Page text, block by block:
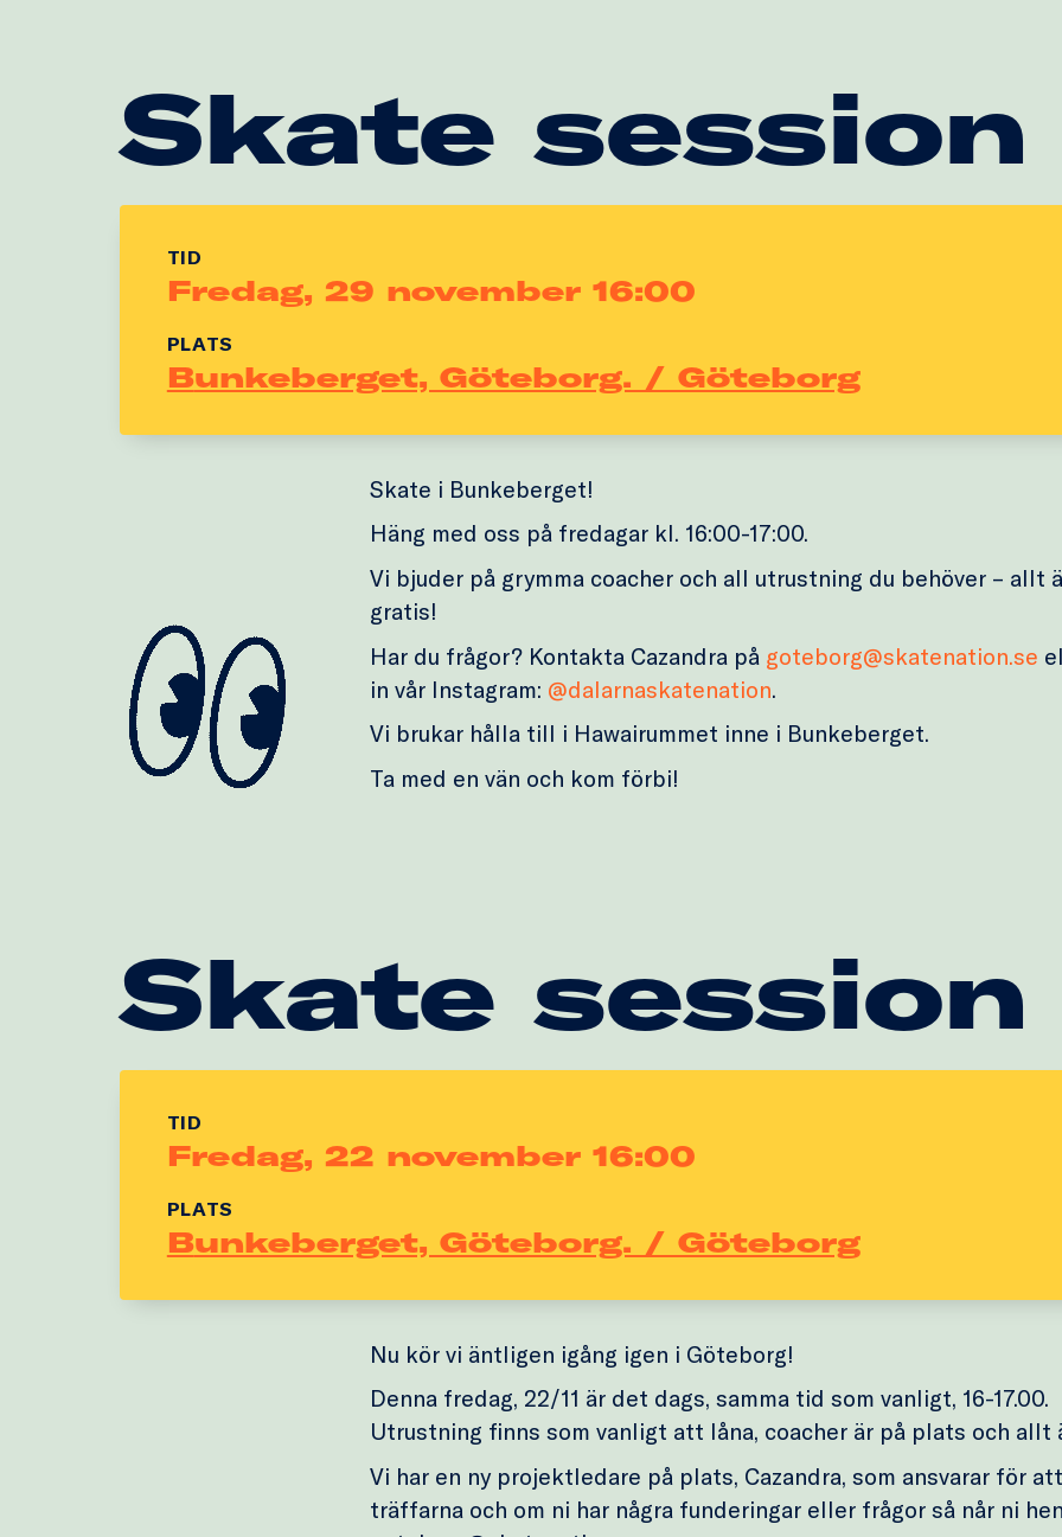
Skate session
TID
Fredag, 29 november 16:00
PLATS
Bunkeberget, Göteborg. / Göteborg
Skate i Bunkeberget!
Häng med oss på fredagar kl. 16:00-17:00.
Vi bjuder på grymma coacher och all utrustning du behöver – allt
gratis!
Har du frågor? Kontakta Cazandra på goteborg@skatenation.se
in vår Instagram: @dalarnaskatenation.
Vi brukar hålla till i Hawairummet inne i Bunkeberget.
Ta med en vän och kom förbi!
Skate session
TID
Fredag, 22 november 16:00
PLATS
Bunkeberget, Göteborg. / Göteborg
Nu kör vi äntligen igång igen i Göteborg!
Denna fredag, 22/11 är det dags, samma tid som vanligt, 16-17.00.
Utrustning finns som vanligt att låna, coacher är på plats och allt
Vi har en ny projektledare på plats, Cazandra, som ansvarar för
träffarna och om ni har några funderingar eller frågor så når ni